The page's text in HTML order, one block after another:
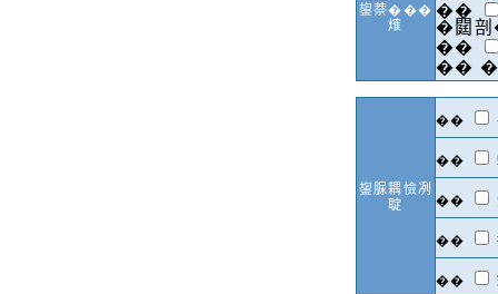
鋆萘���
𤌍
��
�閮
��
��
鋆脲耦憸冽
聢
��
��
��
��
��